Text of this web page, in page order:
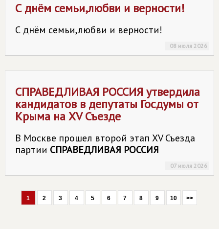
С днём семьи,любви и верности!
С днём семьи,любви и верности!
08 июля 2026
СПРАВЕДЛИВАЯ РОССИЯ утвердила
кандидатов в депутаты Госдумы от
Крыма на XV Съезде
В Москве прошел второй этап XV Съезда
партии СПРАВЕДЛИВАЯ РОССИЯ
07 июля 2026
1 2 3 4 5 6 7 8 9 10 >>